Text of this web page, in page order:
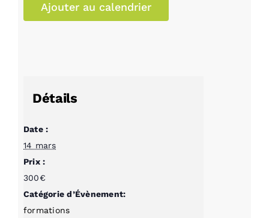
Ajouter au calendrier
Détails
Date :
14 mars
Prix :
300€
Catégorie d’Évènement:
formations